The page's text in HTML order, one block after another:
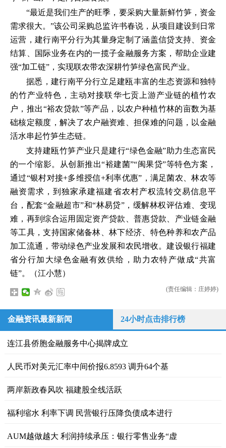
“最近是我们生产的旺季，要采购大量新鲜竹笋，资金
需求很大。”该公司采购总监许书春说，从项目建设到日常
运营，建行南平分行为其量身定制了涵盖信贷支持、资金
结算、国际业务在内的一揽子金融服务方案，帮助企业建
强“加工链”，实现联农带农深耕竹笋绿色富民产业。
据悉，建行南平分行立足建瓯丰富的生态资源和独特
的竹产业特色，主动对接联华七贡上游产业链的植竹农
户，推出“裕农贷款”等产品，以农户种植竹林的亩数为基
础核定额度，解决了农户融资难、担保难的问题，以金融
活水串起竹笋生态链。
支持建瓯竹笋产业只是建行“绿色金融”助力生态富民
的一个缩影。从创新推出“裕建菌”“闽果贷”等特色方案，
通过“银村对接+多维授信+利率优惠”，满足菌农、林农等
融资需求，到独家承建福建省农村产权流转交易信息平
台，配套“金融超市”和“林易贷”，缓解林权评估难、变现
难，再到综合运用固定资产贷款、普惠贷款、产业链金融
等工具，支持国家储备林、林下经济、特色种养和农产品
加工流通，带动绿色产业发展和农民增收。建设银行福建
省分行加大绿色金融有效供给，助力农特产做成“共富
链”。（江小慧）
(责任编辑：庄婷婷)
金融资讯最新新闻 24小时点击排行榜
连江县侨胞金融服务中心揭牌成立
人民币对美元汇率中间价报6.8593 调升64个基
两岸新政春风吹 福建股全线活跃
福利缩水 利率下调 民营银行压降负债成本进行
AUM越做越大 利润持续承压：银行零售业务“虚